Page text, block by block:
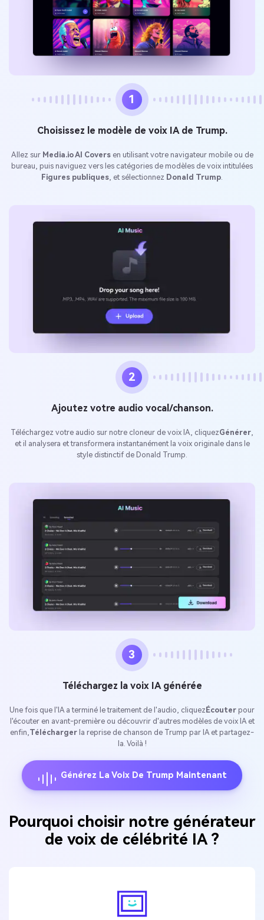
1
Choisissez le modèle de voix IA de Trump.
Allez sur Media.io AI Coversen utilisant votre navigateur mobile ou de
bureau, puis naviguez vers les catégories de modèles de voix intitulées
Figures publiques , et sélectionnez Donald Trump
2
Ajoutez votre audio vocal/chanson.
Téléchargez votre audio sur notre cloneur de voix IA, cliquezGénérer
et il analysera et transformera instantanément la voix originale dans le
style distinctif de Donald Trump.
3
Téléchargez la voix IA générée
Une fois que l'IA a terminé le traitement de l'audio, cliquez Écouter pour
l'écouter en avant-première ou découvrir d'autres modèles de voix IA et
enfin, Télécharger la reprise de chanson de Trump par IA et partagez-
la. Voilà !
Générez La Voix De Trump Maintenant
Pourquoi choisir notre générateur
de voix de célébrité IA ?